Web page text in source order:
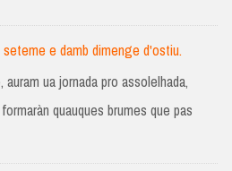
e damb dimenge d'ostiu.
ua jornada pro assolelhada,
quauques brumes que pas